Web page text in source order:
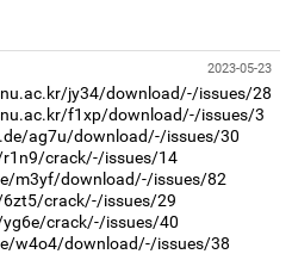
2023-05-23
jy34/download/-/issues/28
f1xp/download/-/issues/3
ag7u/download/-/issues/30
crack/-/issues/14
m3yf/download/-/issues/82
crack/-/issues/29
crack/-/issues/40
w4o4/download/-/issues/38